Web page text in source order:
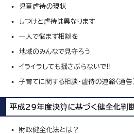
児童虐待の現状
しつけと虐待は異なります
一人で悩まず相談を
地域のみんなで見守ろう
イライラしても揺さぶらないで!!
子育てに関する相談・虐待の連絡（通告
平成29年度決算に基づく健全化判
財政健全化法とは？